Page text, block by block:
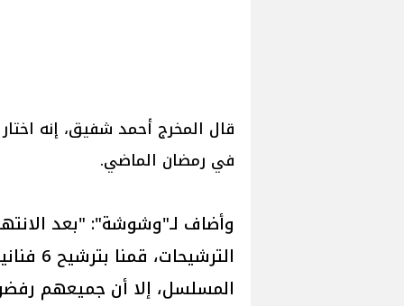
قال المخرج أحمد شفيق، إنه
في رمضان الماضي.
وأضاف لـ"وشوشة": "بعد
المسلسل، إلا أن جميعهم